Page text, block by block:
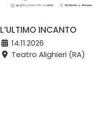
L’ULTIMO INCANTO
14.11.2026
Teatro Alighieri (RA)